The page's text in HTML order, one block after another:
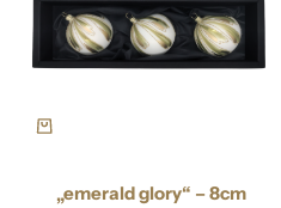
„emerald glory“ – 8cm